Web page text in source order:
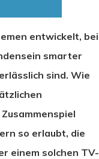
entwickelt, bei
smarter
sind. Wie
so erlaubt, die
einem solchen TV-